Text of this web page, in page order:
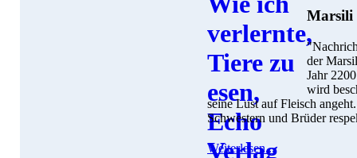
Marsili
der
Jahr
wird
seine Lust auf Fleisch
Schwestern und Brüder
Weiterlesen...